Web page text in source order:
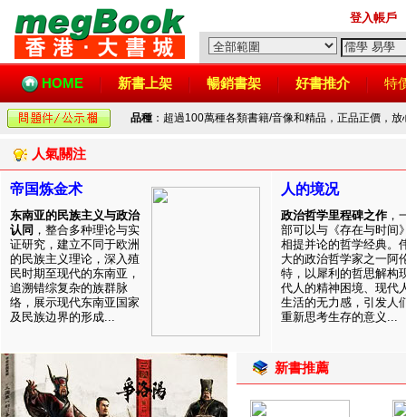
登入帳戶
HOME 新書上架 暢銷書架 好書推介 特
品種 ：超過100萬種各類書籍/音像和精品，正品正價，
人氣關注
帝国炼金术
东南亚的民族主义与政治
认同 ，整合多种理论与实
证研究，建立不同于欧洲
的民族主义理论，深入殖
民时期至现代的东南亚，
追溯错综复杂的族群脉
络，展示现代东南亚国家
及民族边界的形成...
人的境况
政治哲学里程碑之作 ，
部可以与《存在与时间
相提并论的哲学经典。
大的政治哲学家之一阿
特，以犀利的哲思解构
代人的精神困境、现代
生活的无力感，引发人
重新思考生存的意义...
新書推薦